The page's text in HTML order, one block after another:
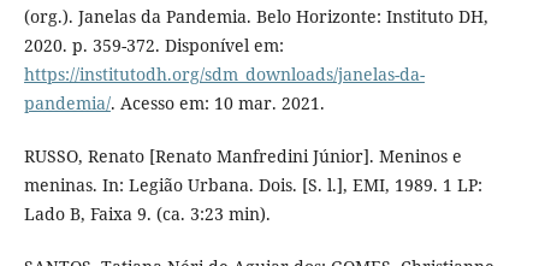
(org.). Janelas da Pandemia. Belo Horizonte: Instituto DH,
2020. p. 359-372. Disponível em:
https://institutodh.org/sdm_downloads/janelas-da-
pandemia/. Acesso em: 10 mar. 2021.
RUSSO, Renato [Renato Manfredini Júnior]. Meninos e
meninas. In: Legião Urbana. Dois. [S. l.], EMI, 1989. 1 LP:
Lado B, Faixa 9. (ca. 3:23 min).